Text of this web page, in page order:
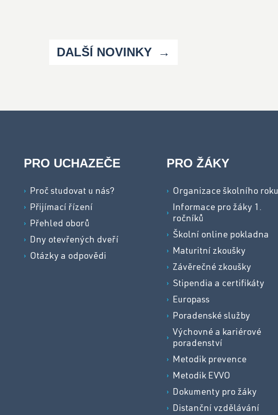
DALŠÍ NOVINKY
PRO UCHAZEČE
Proč studovat u nás?
Přijímací řízení
Přehled oborů
Dny otevřených dveří
Otázky a odpovědi
PRO ŽÁKY
Organizace školního roku
Informace pro žáky 1.
ročníků
Školní online pokladna
Maturitní zkoušky
Závěrečné zkoušky
Stipendia a certifikáty
Europass
Poradenské služby
Výchovné a kariérové
poradenství
Metodik prevence
Metodik EVVO
Dokumenty pro žáky
Distanční vzdělávání